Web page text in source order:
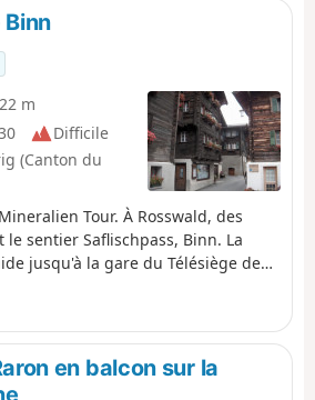
m
Difficile
(Canton du
Tour. À Rosswald, des
sentier Saflischpass, Binn. La
jusqu'à la gare du Télésiège de
jusqu'au Saflischpass. Rester sur
Binna Stausee. Descendre
Alpina Blue. Le Saflischpass est la
germanophone.
en balcon sur la